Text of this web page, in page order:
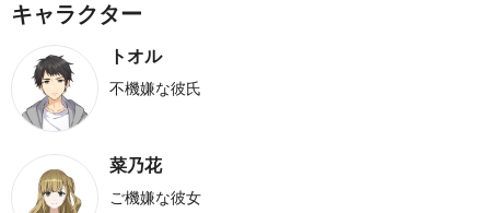
キャラクター
トオル
不機嫌な彼氏
菜乃花
ご機嫌な彼女